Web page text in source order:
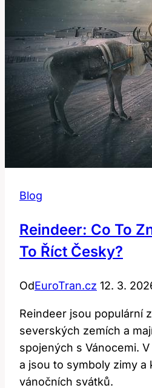
Blog
Reindeer: Co To
To Říct Česky?
OdEuroTran.cz 12. 3.
Reindeer jsou populární
severských zemích a
spojených s Vánocemi.
a jsou to symboly zimy a
vánočních svátků.